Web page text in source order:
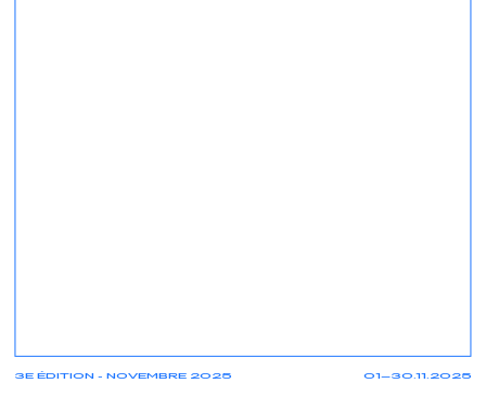
01—30.11.2025
3E ÉDITION - NOVEMBRE 2025